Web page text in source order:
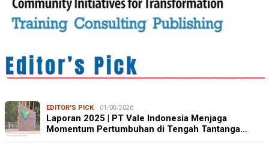
EDITOR'S PICK 01/08/2026
Laporan 2025 | PT Vale Indonesia Menjaga
Momentum Pertumbuhan di Tengah Tantanga…